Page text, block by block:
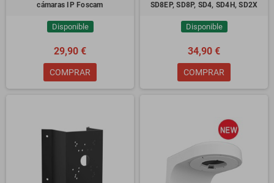
cámaras IP Foscam
Disponible
29,90 €
COMPRAR
SD8EP, SD8P, SD4, SD4H, SD2X
Disponible
34,90 €
COMPRAR